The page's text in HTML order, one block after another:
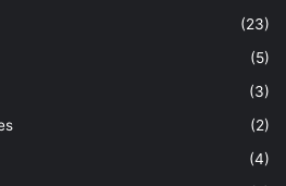
(23)
(5)
(3)
(2)
(4)